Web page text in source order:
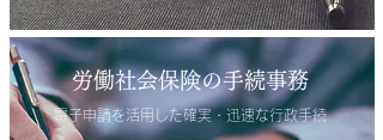
電子申請を活用した確実・迅速な行政手続
労働社会保険の手続事務